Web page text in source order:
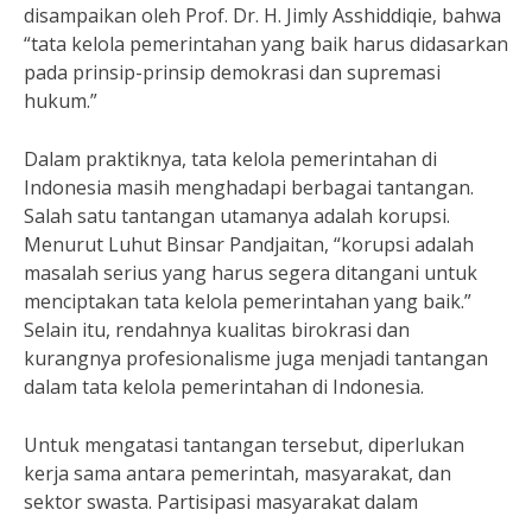
disampaikan oleh Prof. Dr. H. Jimly Asshiddiqie, bahwa
“tata kelola pemerintahan yang baik harus didasarkan
pada prinsip-prinsip demokrasi dan supremasi
hukum.”
Dalam praktiknya, tata kelola pemerintahan di
Indonesia masih menghadapi berbagai tantangan.
Salah satu tantangan utamanya adalah korupsi.
Menurut Luhut Binsar Pandjaitan, “korupsi adalah
masalah serius yang harus segera ditangani untuk
menciptakan tata kelola pemerintahan yang baik.”
Selain itu, rendahnya kualitas birokrasi dan
kurangnya profesionalisme juga menjadi tantangan
dalam tata kelola pemerintahan di Indonesia.
Untuk mengatasi tantangan tersebut, diperlukan
kerja sama antara pemerintah, masyarakat, dan
sektor swasta. Partisipasi masyarakat dalam